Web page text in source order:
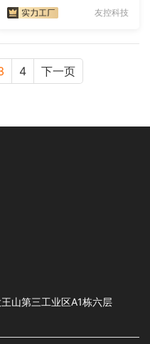
友控科技
4 下一页
山第三工业区A1栋六层